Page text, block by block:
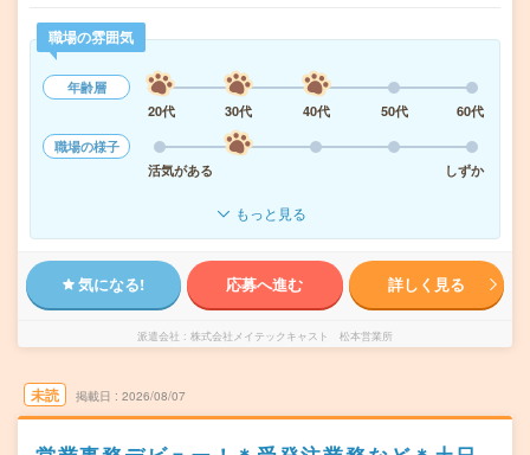
職場の雰囲気
年齢層
20代
30代 40代 50代
60代
職場の様子
活気がある
しずか
もっと見る
気になる! 応募へ進む 詳しく見る
派遣会社 株式会社メイテックキャスト 松本営業所
未読 掲載日 2026/08/07